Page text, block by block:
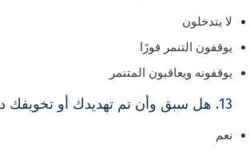
لا يتدخلون
يوقفون التنمر فورًا
يوقفونه ويعاقبون المتنمر
13. هل سبق وأن تم تهديدك أو تخويفك داخل المدرسة؟
نعم